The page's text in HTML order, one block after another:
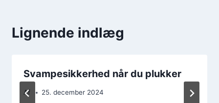
Lignende indlæg
Svampesikkerhed når du plukker
Af 25. december 2024